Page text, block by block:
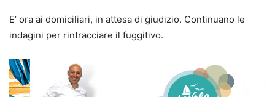
E’ ora ai domiciliari, in attesa di giudizio. Continuano le
indagini per rintracciare il fuggitivo.